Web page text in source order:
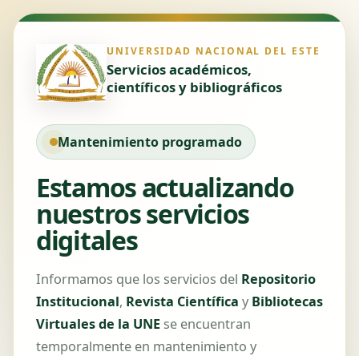
UNIVERSIDAD NACIONAL DEL ESTE
Servicios académicos,
científicos y bibliográficos
Mantenimiento programado
Estamos actualizando
nuestros servicios
digitales
Informamos que los servicios del Repositorio
Institucional, Revista Científica y Bibliotecas
Virtuales de la UNE se encuentran
temporalmente en mantenimiento y